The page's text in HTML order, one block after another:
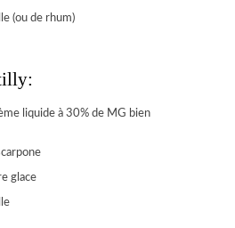
(ou de rhum)
liquide à 30% de MG bien
glace